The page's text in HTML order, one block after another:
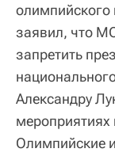
заявил, что
запретить
Александру
Олимпийские